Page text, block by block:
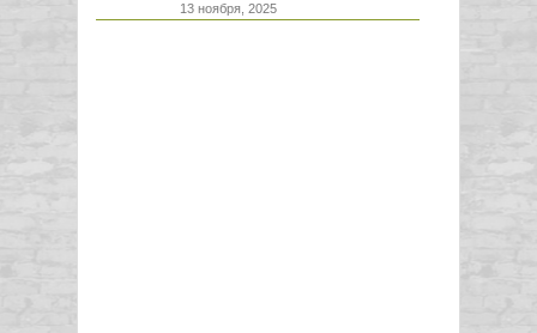
13 ноября, 2025